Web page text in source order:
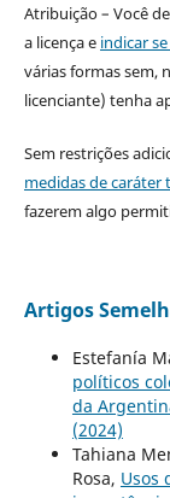
Atribuição – Você
a licença e indicar
várias formas sem,
licenciante) tenha
Sem restrições
medidas de caráter
fazerem algo
Artigos
Estefanía
políticos
da
(2024)
Tahiana
Rosa, Usos